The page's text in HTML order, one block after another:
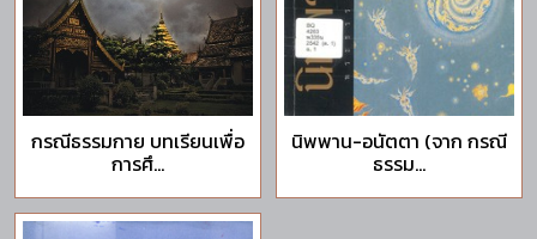
กรณีธรรมกาย บทเรียนเพื่อ
การศึ...
นิพพาน-อนัตตา (จาก กรณี
ธรรม...